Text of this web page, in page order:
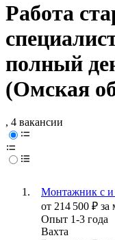
Работа
полный
(Омская
, 4 вакансии
Монтажник с
от 214 500 ₽ за
Опыт 1-3 года
Вахта